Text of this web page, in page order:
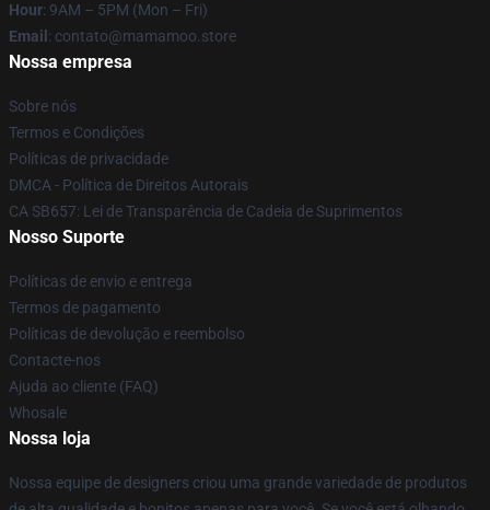
Hour: 9AM – 5PM (Mon – Fri)
Email : contato@mamamoo.store
Nossa empresa
Sobre nós
Termos e Condições
Políticas de privacidade
DMCA - Política de Direitos Autorais
CA SB657: Lei de Transparência de Cadeia de Suprimentos
Nosso Suporte
Políticas de envio e entrega
Termos de pagamento
Políticas de devolução e reembolso
Contacte-nos
Ajuda ao cliente (FAQ)
Whosale
Nossa loja
Nossa equipe de designers criou uma grande variedade de produtos